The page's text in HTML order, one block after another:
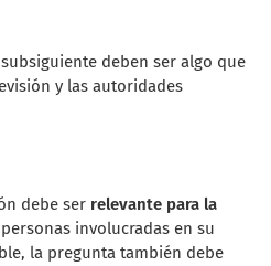
deben ser algo que
y las autoridades
debe ser relevante para la
involucradas en su
la pregunta también debe